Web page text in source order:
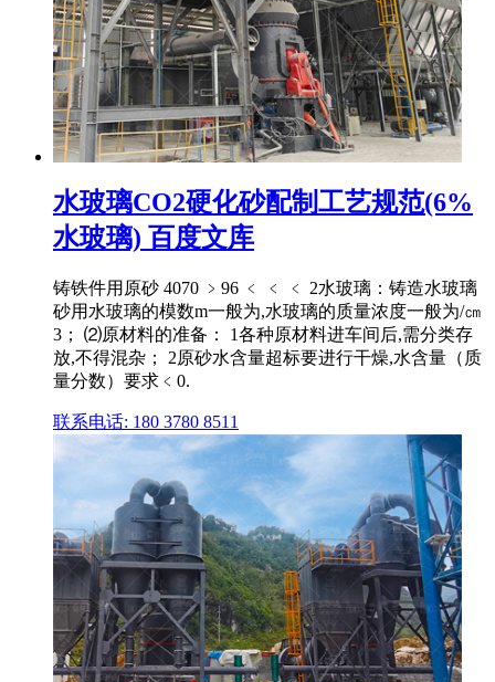
水玻璃CO2硬化砂配制工艺规范(6%
水玻璃) 百度文库
铸铁件用原砂 4070 ﹥96 ﹤ ﹤ ﹤ 2水玻璃：铸造水玻璃
砂用水玻璃的模数m一般为,水玻璃的质量浓度一般为/㎝
3； ⑵原材料的准备： 1各种原材料进车间后,需分类存
放,不得混杂； 2原砂水含量超标要进行干燥,水含量（质
量分数）要求﹤0.
联系电话: 180 3780 8511